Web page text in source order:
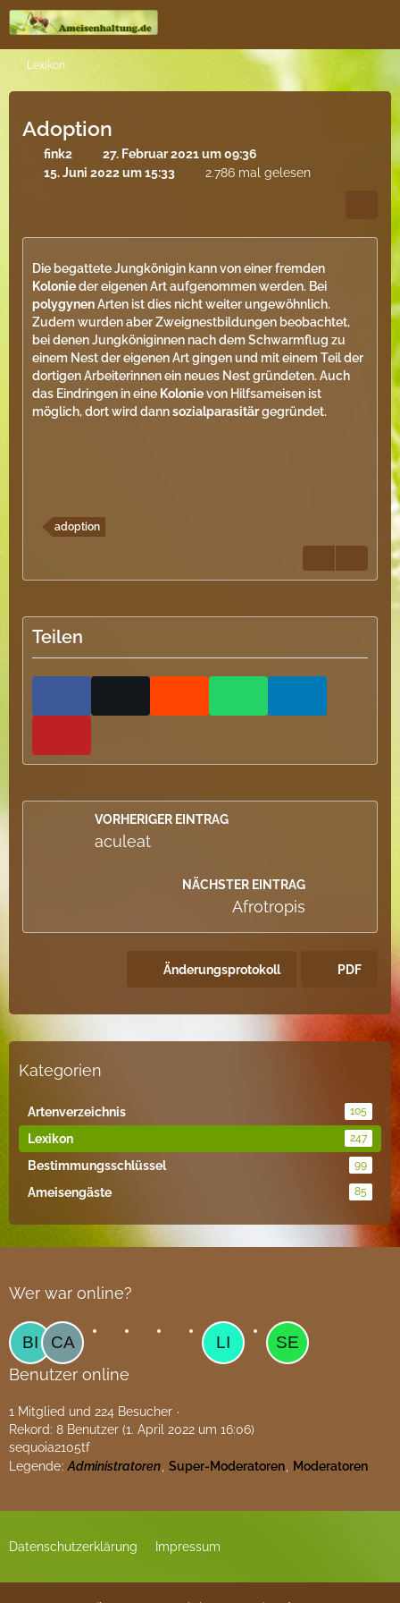
Lexikon
Adoption
fink2
27. Februar 2021 um 09:36
15. Juni 2022 um 15:33
2.786 mal gelesen
Die begattete Jungkönigin kann von einer fremden
Kolonieder eigenen Art aufgenommen werden. Bei
polygynenArten ist dies nicht weiter ungewöhnlich.
Zudem wurden aber Zweignestbildungen beobachtet,
bei denen Jungköniginnen nach dem Schwarmflug zu
einem Nest der eigenen Art gingen und mit einem Teil der
dortigen Arbeiterinnen ein neues Nest gründeten. Auch
das Eindringen in eine Kolonievon Hilfsameisen ist
möglich, dort wird dannsozialparasitärgegründet.
adoption
Teilen
VORHERIGER EINTRAG
aculeat
NÄCHSTER EINTRAG
Afrotropis
Änderungsprotokoll PDF
Kategorien
Artenverzeichnis 105
Lexikon 247
Bestimmungsschlüssel 99
Ameisengäste 85
Wer war online?
Benutzer online
1 Mitglied und 224 Besucher
Rekord: 8 Benutzer (1. April 2022 um 16:06)
sequoia2105tf
Legende Administratoren Super-Moderatoren Moderatoren
Datenschutzerklärung Impressum